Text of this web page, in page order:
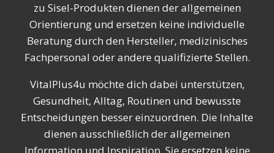
zu Sisel-Produkten dienen der allgemeinen
Orientierung und ersetzen keine individuelle
Beratung durch den Hersteller, medizinisches
Fachpersonal oder andere qualifizierte Stellen.
VitalPlus4u möchte dich dabei unterstützen,
Gesundheit, Alltag, Routinen und bewusste
Entscheidungen besser einzuordnen. Die Inhalte
dienen ausschließlich der allgemeinen